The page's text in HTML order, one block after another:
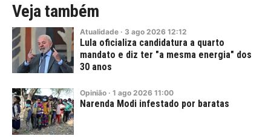
Veja também
Atualidade · 3 ago 2026 12:12
Lula oficializa candidatura a quarto
mandato e diz ter "a mesma energia" dos
30 anos
Opinião · 1 ago 2026 11:00
Narenda Modi infestado por baratas